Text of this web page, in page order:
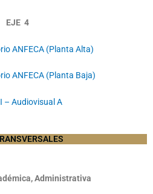
EJE 4
ANFECA (Planta Alta)
ANFECA (Planta Baja)
– Audiovisual A
Administrativa